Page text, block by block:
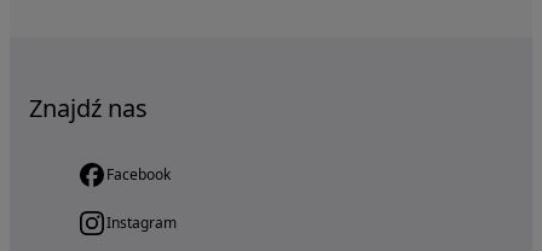
Znajdź nas
Facebook
Instagram